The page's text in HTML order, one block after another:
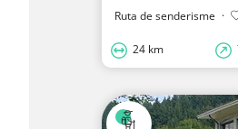
Ruta de senderisme ·
24 km